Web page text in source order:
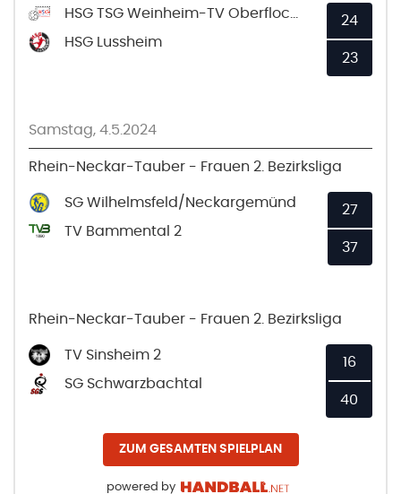
HSG Lussheim
24
23
Samstag, 4.5.2024
Rhein-Neckar-Tauber - Frauen 2. Bezirksliga
SG Wilhelmsfeld/Neckargemünd
TV Bammental 2
27
37
Rhein-Neckar-Tauber - Frauen 2. Bezirksliga
TV Sinsheim 2
SG Schwarzbachtal
16
40
ZUM GESAMTEN SPIELPLAN
powered by